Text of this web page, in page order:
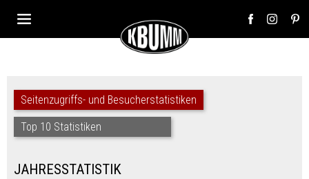
Seitenzugriffs- und Besucherstatistiken
Top 10 Statistiken
JAHRESSTATISTIK